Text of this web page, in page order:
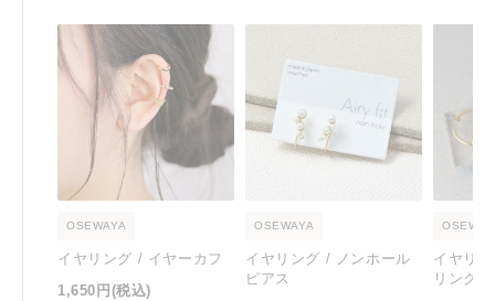
OSEWAYA
イヤリング / イヤーカフ
1,650円 (税込)
OSEWAYA
イヤリング / ノンホール
ピアス
イヤリ
リング